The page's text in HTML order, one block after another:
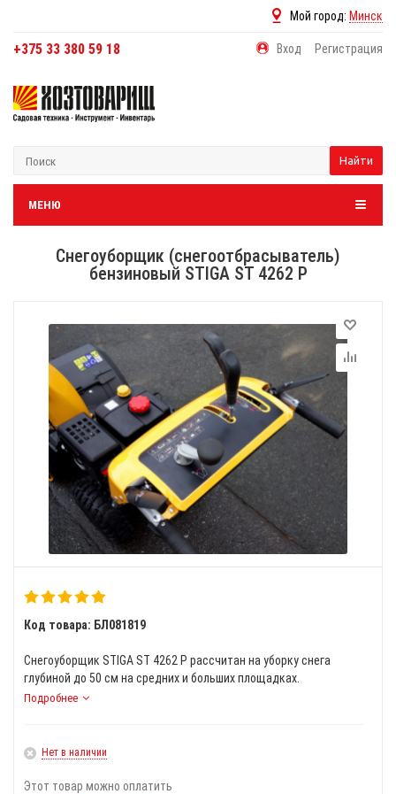
Мой город: Минск
+375 33 380 59 18 Вход Регистрация
Найти
МЕНЮ
Снегоуборщик (снегоотбрасыватель)
бензиновый STIGA ST 4262 Р
Код товара: БЛ081819
Снегоуборщик STIGA ST 4262 P рассчитан на уборку снега
глубиной до 50 см на средних и больших площадках.
Подробнее
Нет в наличии
Этот товар можно оплатить